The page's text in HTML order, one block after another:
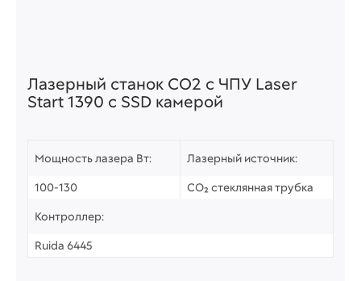
Лазерный станок СО2 c ЧПУ Laser
Start 1390 с SSD камерой
Мощность лазера Вт:
100-130
Лазерный источник:
CO₂ стеклянная трубка
Контроллер:
Ruida 6445